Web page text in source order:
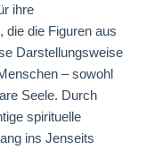
ihre
die Figuren aus
Darstellungsweise
– sowohl
Seele. Durch
spirituelle
ins Jenseits